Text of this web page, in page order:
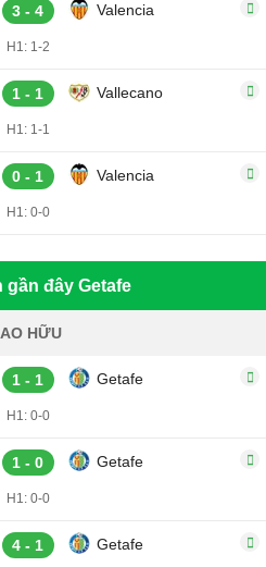
3 - 4 Valencia
H1: 1-2
1 - 1 Vallecano
H1: 1-1
0 - 1 Valencia
H1: 0-0
gần đây Getafe
HỮU
1 - 1 Getafe
H1: 0-0
1 - 0 Getafe
H1: 0-0
4 - 1 Getafe